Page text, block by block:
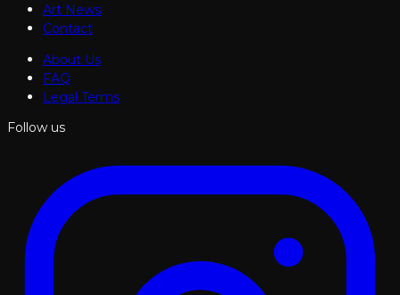
Art News
Contact
About Us
FAQ
Legal Terms
Follow us